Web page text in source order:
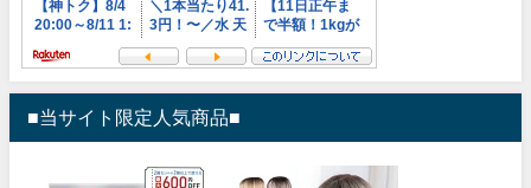
■当サイト限定人気商品■